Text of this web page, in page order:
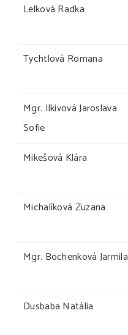
Lelková Radka
Tychtlová Romana
Mgr. Ilkivová Jaroslava
Sofie
Mikešová Klára
Michalíková Zuzana
Mgr. Bochenková Jarmila
Dusbaba Natália